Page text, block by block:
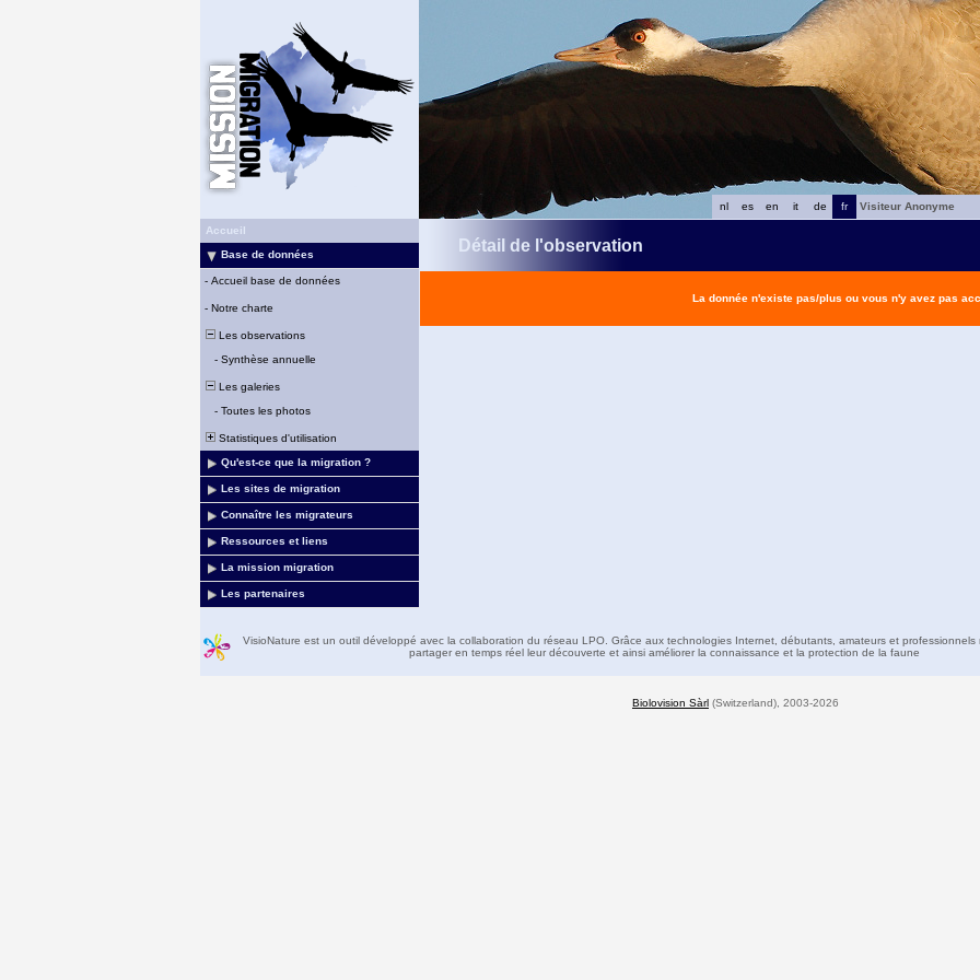
fr
de
it
en
es
nl
Visiteur Anonyme
Accueil
Base de données
- Accueil base de données
- Notre charte
Les observations
- Synthèse annuelle
Les galeries
- Toutes les photos
Statistiques d'utilisation
Qu'est-ce que la migration ?
Les sites de migration
Connaître les migrateurs
Ressources et liens
La mission migration
Les partenaires
Détail de l'observation
La donnée n'existe pas/plus ou vous n'y avez pas
VisioNature est un outil développé avec la collaboration du réseau LPO. Grâce aux technologies Internet, débutants, amateurs et professionnels
partager en temps réel leur découverte et ainsi améliorer la connaissance et la protection de la faune
Biolovision Sàrl (Switzerland), 2003-2026